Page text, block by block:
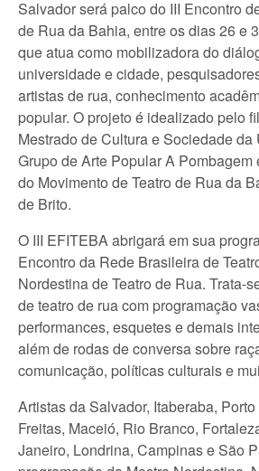
Salvador será palco do III Encontro
de Rua da Bahia, entre os dias 26 e
que atua como mobilizadora do
universidade e cidade,
artistas de rua, conhecimento
popular. O projeto é idealizado pelo
Mestrado de Cultura e Sociedade da
Grupo de Arte Popular A
do Movimento de Teatro de Rua da
de Brito.
O III EFITEBA abrigará em sua
Encontro da Rede Brasileira de
Nordestina de Teatro de Rua. Trata-
de teatro de rua com programação
performances, esquetes e demais
além de rodas de conversa sobre
comunicação, políticas culturais e
Artistas da Salvador, Itaberaba,
Freitas, Maceió, Rio Branco,
Janeiro, Londrina, Campinas e São